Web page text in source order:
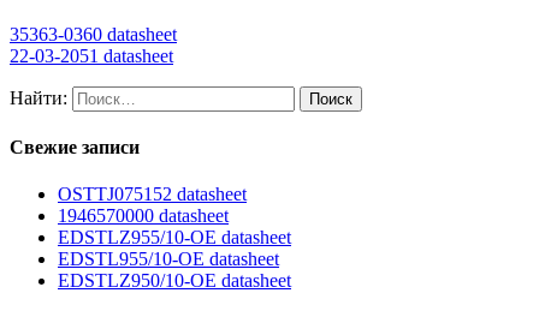
35363-0360 datasheet
22-03-2051 datasheet
Найти:
Свежие записи
OSTTJ075152 datasheet
1946570000 datasheet
EDSTLZ955/10-OE datasheet
EDSTL955/10-OE datasheet
EDSTLZ950/10-OE datasheet